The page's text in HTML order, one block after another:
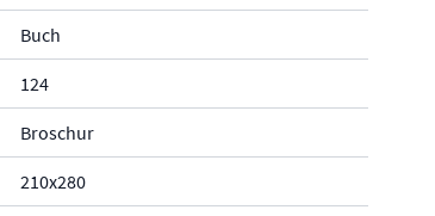
Buch
124
Broschur
210x280